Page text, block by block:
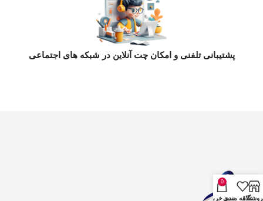
پشتیبانی تلفنی و امکان چت آنلاین در شبکه های اجتماعی
علاقه مندی
0
سبد خرید